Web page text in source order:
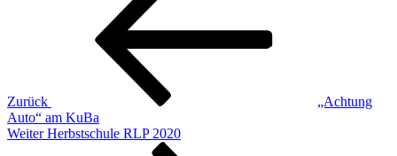
Zurück
„Achtung
Auto“ am KuBa
Nächster
Weiter Herbstschule RLP 2020